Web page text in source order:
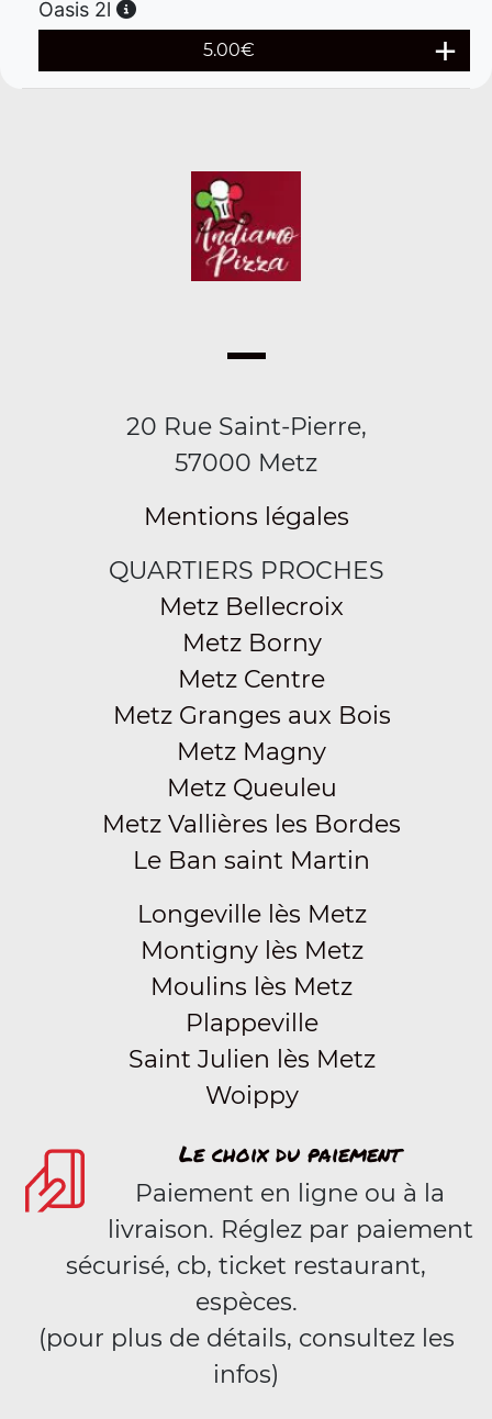
Oasis 2l
5.00€
20 Rue Saint-Pierre,
57000 Metz
Mentions légales
QUARTIERS PROCHES
Metz Bellecroix
Metz Borny
Metz Centre
Metz Granges aux Bois
Metz Magny
Metz Queuleu
Metz Vallières les Bordes
Le Ban saint Martin
Longeville lès Metz
Montigny lès Metz
Moulins lès Metz
Plappeville
Saint Julien lès Metz
Woippy
Le choix du paiement
Paiement en ligne ou à la
livraison. Réglez par paiement
sécurisé, cb, ticket restaurant,
espèces.
(pour plus de détails, consultez les
infos)